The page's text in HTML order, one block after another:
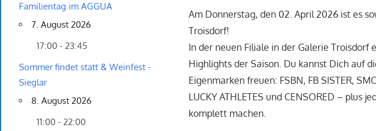
Am Donnerstag, den 02. April 2026 ist es
Troisdorf!
In der neuen Filiale in der Galerie
Highlights der Saison. Du kannst Dich auf
Eigenmarken freuen: FSBN, FB SISTER,
LUCKY ATHLETES und CENSORED – plus
komplett machen.
Familientag im AGGUA
7. August 2026
17:00 - 23:45
Sommer findet statt & Weinfest -
Sieglar
8. August 2026
11:00 - 22:00